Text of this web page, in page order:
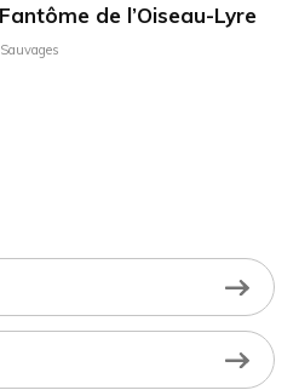
de l’Oiseau-Lyre